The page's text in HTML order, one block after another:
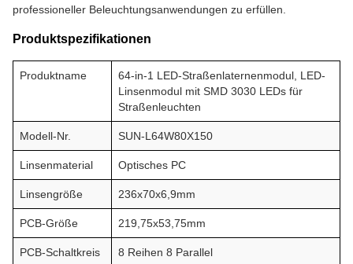
professioneller Beleuchtungsanwendungen zu erfüllen.
Produktspezifikationen
Produktname
64-in-1 LED-Straßenlaternenmodul, LED-
Linsenmodul mit SMD 3030 LEDs für
Straßenleuchten
Modell-Nr. SUN-L64W80X150
Linsenmaterial Optisches PC
Linsengröße 236x70x6,9mm
PCB-Größe 219,75x53,75mm
PCB-Schaltkreis 8 Reihen 8 Parallel